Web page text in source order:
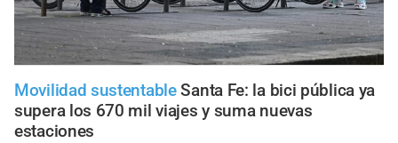
Movilidad sustentable Santa Fe: la bici pública ya
supera los 670 mil viajes y suma nuevas
estaciones